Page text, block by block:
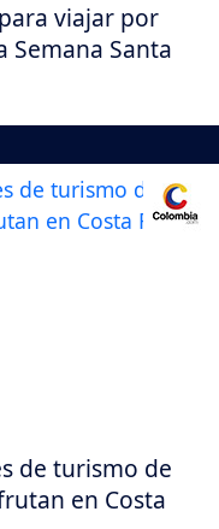
viajar por
Semana Santa
de turismo de
en Costa